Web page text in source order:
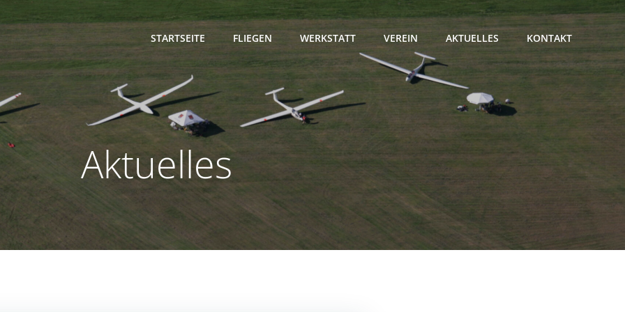
STARTSEITE FLIEGEN WERKSTATT VEREIN AKTUELLES KONTAKT
Aktuelles